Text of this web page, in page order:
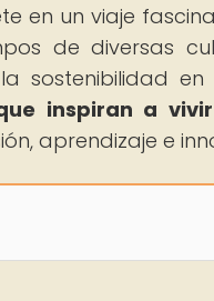
en un viaje
de diversas
sostenibilidad
inspiran a
aprendizaje e